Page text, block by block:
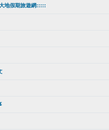
地假期旅遊網:::::